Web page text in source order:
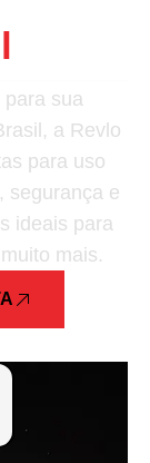
para sua
a Revlo
para uso
segurança e
ideais para
mais.